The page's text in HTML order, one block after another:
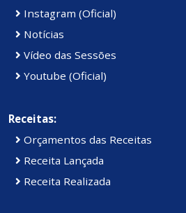
Instagram (Oficial)
Notícias
Vídeo das Sessões
Youtube (Oficial)
Receitas:
Orçamentos das Receitas
Receita Lançada
Receita Realizada